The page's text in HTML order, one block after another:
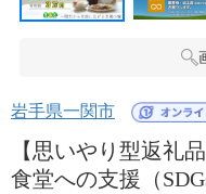
岩手県一関市
【思いやり型返礼
食堂への支援（